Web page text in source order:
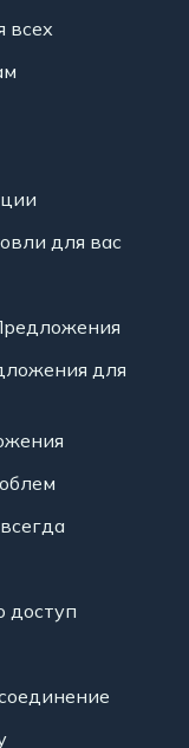
всех
для вас
для
доступ